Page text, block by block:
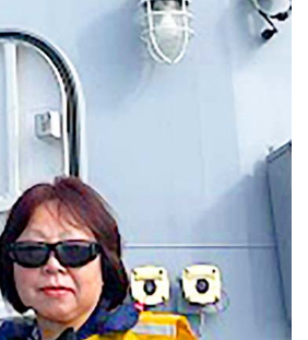
牌排行 14億次國民消費揭曉品
動
成：中衛跳脫框架 玩出口罩新
沒人知道我失去什麼！
牌體驗創造差異化
有幫客戶升級的責任！